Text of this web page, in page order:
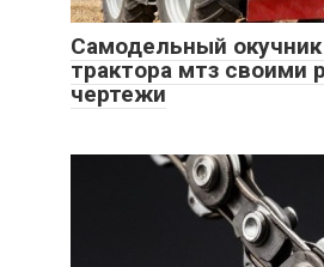
Самодельный
трактора мтз своими
чертежи